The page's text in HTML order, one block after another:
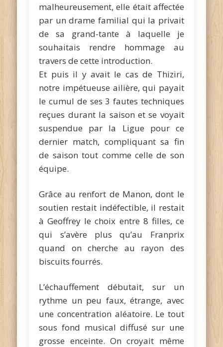
malheureusement, elle était affectée
par un drame familial qui la privait
de sa grand-tante à laquelle je
souhaitais rendre hommage au
travers de cette introduction.
Et puis il y avait le cas de Thiziri,
notre impétueuse ailière, qui payait
le cumul de ses 3 fautes techniques
reçues durant la saison et se voyait
suspendue par la Ligue pour ce
dernier match, compliquant sa fin
de saison tout comme celle de son
équipe.
Grâce au renfort de Manon, dont le
soutien restait indéfectible, il restait
à Geoffrey le choix entre 8 filles, ce
qui s’avère plus qu’au Franprix
quand on cherche au rayon des
biscuits fourrés.
L’échauffement débutait, sur un
rythme un peu faux, étrange, avec
une concentration aléatoire. Le tout
sous fond musical diffusé sur une
grosse enceinte. On croyait même